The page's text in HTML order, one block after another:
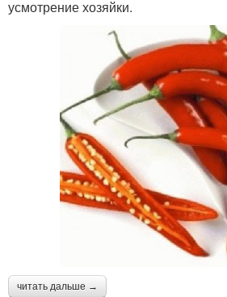
усмотрение хозяйки.
читать дальше →